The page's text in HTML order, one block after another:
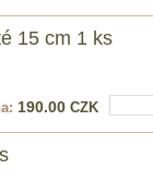
15 cm 1 ks
190.00 CZK